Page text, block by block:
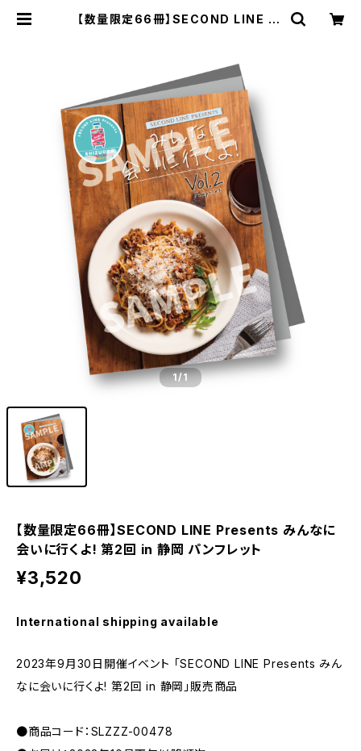
【数量限定66冊】SECOND LINE Pr
1/1
【数量限定66冊】SECOND LINE Presents みんなに
会いに行くよ! 第2回 in 静岡 パンフレット
¥3,520
International shipping available
2023年9月30日開催イベント 「SECOND LINE Presents みん
なに会いに行くよ! 第2回 in 静岡」販売商品
●商品コード：SLZZZ-00478